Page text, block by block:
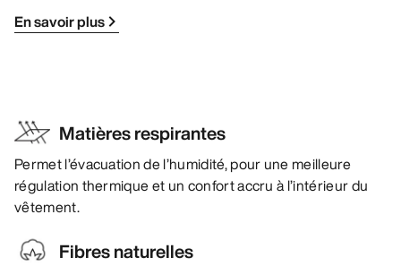
En savoir plus
Matières respirantes
Permet l’évacuation de l’humidité, pour une meilleure
régulation thermique et un confort accru à l’intérieur du
vêtement.
Fibres naturelles